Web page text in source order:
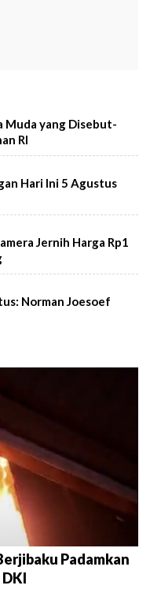
Muda yang Disebut-
RI
Hari Ini 5 Agustus
Jernih Harga Rp1
Norman Joesoef
Padamkan